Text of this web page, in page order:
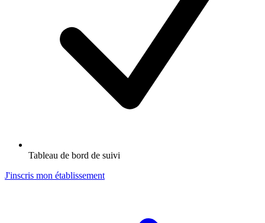
Tableau de bord de suivi
J'inscris mon établissement